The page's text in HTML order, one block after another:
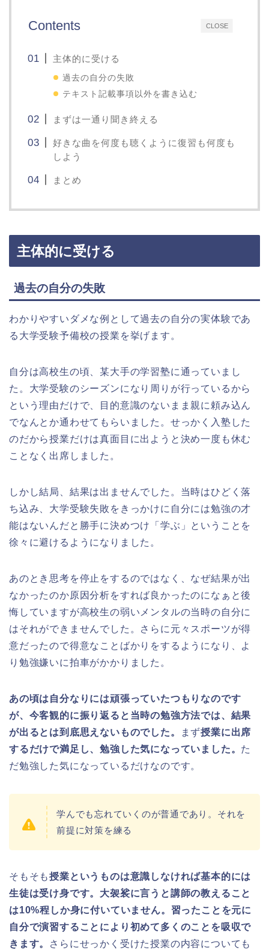
CLOSE
Contents
主体的に受ける
過去の自分の失敗
テキスト記載事項以外を書き込む
まずは一通り聞き終える
好きな曲を何度も聴くように復習も何度も
しよう
まとめ
主体的に受ける
過去の自分の失敗
わかりやすいダメな例として過去の自分の実体験であ
る大学受験予備校の授業を挙げます。
自分は高校生の頃、某大手の学習塾に通っていまし
た。大学受験のシーズンになり周りが行っているから
という理由だけで、目的意識のないまま親に頼み込ん
でなんとか通わせてもらいました。せっかく入塾した
のだから授業だけは真面目に出ようと決め一度も休む
ことなく出席しました。
しかし結局、結果は出ませんでした。当時はひどく落
ち込み、大学受験失敗をきっかけに自分には勉強の才
能はないんだと勝手に決めつけ「学ぶ」ということを
徐々に避けるようになりました。
あのとき思考を停止をするのではなく、なぜ結果が出
なかったのか原因分析をすれば良かったのになぁと後
悔していますが高校生の弱いメンタルの当時の自分に
はそれができませんでした。さらに元々スポーツが得
意だったので得意なことばかりをするようになり、よ
り勉強嫌いに拍車がかかりました。
あの頃は自分なりには頑張っていたつもりなのです
が、今客観的に振り返ると当時の勉強方法では、結果
が出るとは到底思えないものでした。
まず授業に出席
するだけで満足し、勉強した気になっていました。 た
だ勉強した気になっているだけなのです。
学んでも忘れていくのが普通であり。それを
前提に対策を練る
そもそも授業というものは意識しなければ基本的には
生徒は受け身です。大袈裟に言うと講師の教えること
は10%程しか身に付いていません。習ったことを元に
自分で演習することにより初めて多くのことを吸収で
きます。
さらにせっかく受けた授業の内容についても